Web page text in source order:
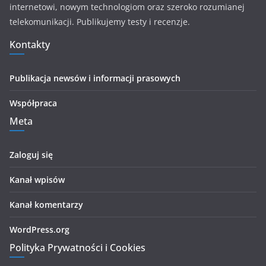
internetowi, nowym technologiom oraz szeroko rozumianej
telekomunikacji. Publikujemy testy i recenzje.
Kontakty
Publikacja newsów i informacji prasowych
Współpraca
Meta
Zaloguj się
Kanał wpisów
Kanał komentarzy
WordPress.org
Polityka Prywatności i Cookies